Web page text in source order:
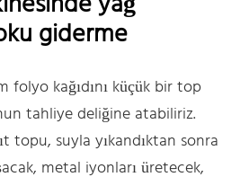
giderme
folyo kağıdını küçük bir top
tahliye deliğine atabiliriz.
topu, suyla yıkandıktan sonra
metal iyonları üretecek,